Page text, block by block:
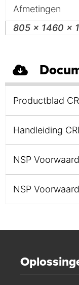
Afmetingen
805 x 1460 x
Productblad
Handleiding
NSP
NSP